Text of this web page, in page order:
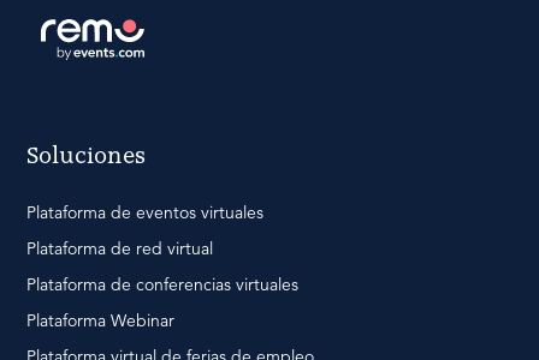
Soluciones
Plataforma de eventos virtuales
Plataforma de red virtual
Plataforma de conferencias virtuales
Plataforma Webinar